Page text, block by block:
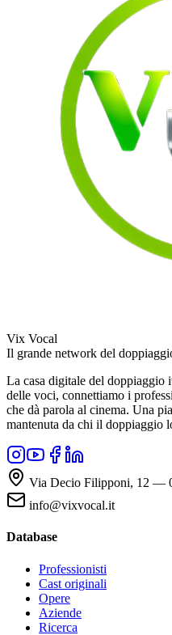
Vix Vocal
Il grande network del
La casa digitale del doppiaggio
delle voci, connettiamo i
che dà parola al cinema. Una
mantenuta da chi il doppiaggio
Via Decio Filipponi, 12 —
info@vixvocal.it
Database
Professionisti
Cast originali
Opere
Aziende
Ricerca